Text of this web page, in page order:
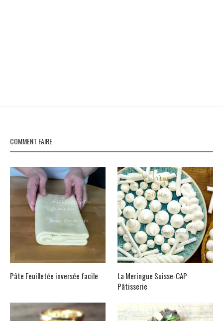
COMMENT FAIRE
Pâte Feuilletée inversée facile
La Meringue Suisse-CAP
Pâtisserie